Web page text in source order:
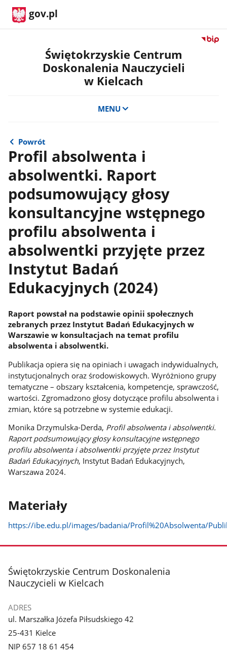
gov.pl
Przejdź
Świętokrzyskie Centrum
Doskonalenia Nauczycieli
w Kielcach
MENU
Powrót
Profil absolwenta i
absolwentki. Raport
podsumowujący głosy
konsultancyjne wstępnego
profilu absolwenta i
absolwentki przyjęte przez
Instytut Badań
Edukacyjnych (2024)
Raport powstał na podstawie opinii społecznych
zebranych przez Instytut Badań Edukacyjnych w
Warszawie w konsultacjach na temat profilu
absolwenta i absolwentki.
Publikacja opiera się na opiniach i uwagach indywidualnych,
instytucjonalnych oraz środowiskowych. Wyróżniono grupy
tematyczne – obszary kształcenia, kompetencje, sprawczość,
wartości. Zgromadzono głosy dotyczące profilu absolwenta i
zmian, które są potrzebne w systemie edukacji.
Monika Drzymulska-Derda, Profil absolwenta i absolwentki.
Raport podsumowujący głosy konsultacyjne wstępnego
profilu absolwenta i absolwentki przyjęte przez Instytut
Badań Edukacyjnych, Instytut Badań Edukacyjnych,
Warszawa 2024.
Materiały
https://ibe.edu.pl/images/badania/Profil%20Absolwenta/
stopka
Świętokrzyskie Centrum Doskonalenia
Nauczycieli w Kielcach
ADRES
ul. Marszałka Józefa Piłsudskiego 42
25-431 Kielce
NIP 657 18 61 454